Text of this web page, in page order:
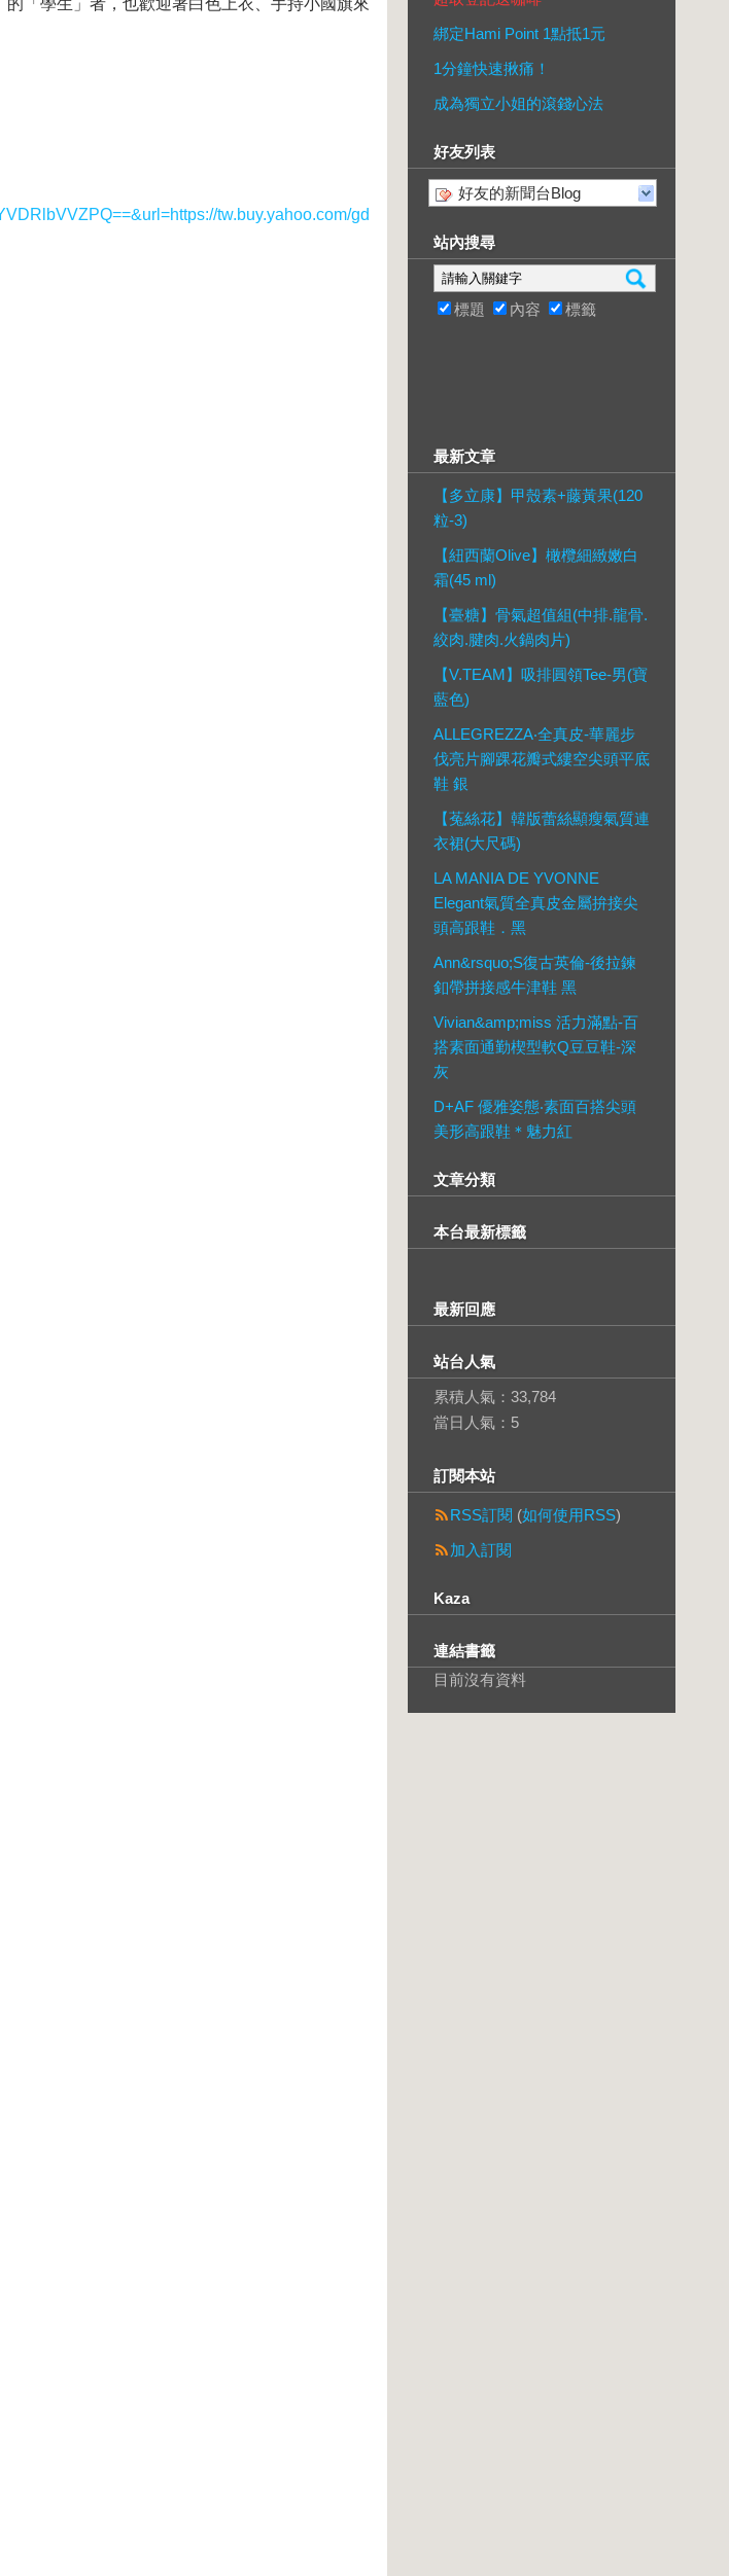
「學生」者，也歡迎著白色上衣、手持小國旗來
tw.buy.yahoo.com/gd
綁定Hami Point 1點抵1元
1分鐘快速揪痛！
成為獨立小姐的滾錢心法
好友列表
好友的新聞台Blog
站內搜尋
標題 內容 標籤
最新文章
【多立康】甲殼素+藤黃果(120
粒-3)
【紐西蘭Olive】橄欖細緻嫩白
霜(45 ml)
【臺糖】骨氣超值組(中排.龍骨.
絞肉.腱肉.火鍋肉片)
【V.TEAM】吸排圓領Tee-男(寶
藍色)
ALLEGREZZA‧全真皮-華麗步
伐亮片腳踝花瓣式縷空尖頭平底
鞋 銀
【菟絲花】韓版蕾絲顯瘦氣質連
衣裙(大尺碼)
LA MANIA DE YVONNE
Elegant氣質全真皮金屬拚接尖
頭高跟鞋．黑
Ann&rsquo;S復古英倫-後拉鍊
釦帶拼接感牛津鞋 黑
Vivian&amp;miss 活力滿點-百
搭素面通勤楔型軟Q豆豆鞋-深
灰
D+AF 優雅姿態‧素面百搭尖頭
美形高跟鞋＊魅力紅
文章分類
本台最新標籤
最新回應
站台人氣
累積人氣： 33,784
當日人氣： 5
訂閱本站
RSS訂閱 (如何使用RSS)
加入訂閱
Kaza
連結書籤
目前沒有資料